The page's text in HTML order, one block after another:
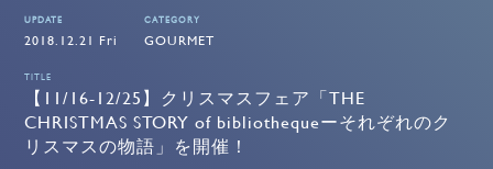
UPDATE
2018.12.21 Fri
CATEGORY
GOURMET
TITLE
【11/16-12/25】クリスマスフェア「THE
CHRISTMAS STORY of bibliothequeーそれぞれのク
リスマスの物語」を開催！